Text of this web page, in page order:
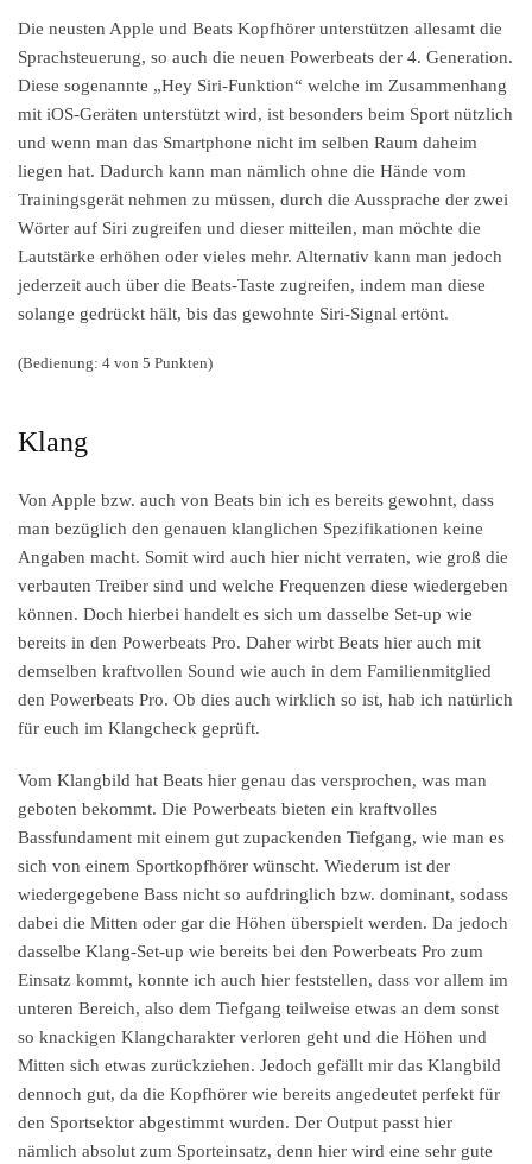
Die neusten Apple und Beats Kopfhörer unterstützen allesamt die
Sprachsteuerung, so auch die neuen Powerbeats der 4. Generation.
Diese sogenannte „Hey Siri-Funktion“ welche im Zusammenhang
mit iOS-Geräten unterstützt wird, ist besonders beim Sport nützlich
und wenn man das Smartphone nicht im selben Raum daheim
liegen hat. Dadurch kann man nämlich ohne die Hände vom
Trainingsgerät nehmen zu müssen, durch die Aussprache der zwei
Wörter auf Siri zugreifen und dieser mitteilen, man möchte die
Lautstärke erhöhen oder vieles mehr. Alternativ kann man jedoch
jederzeit auch über die Beats-Taste zugreifen, indem man diese
solange gedrückt hält, bis das gewohnte Siri-Signal ertönt.
(Bedienung: 4 von 5 Punkten)
Klang
Von Apple bzw. auch von Beats bin ich es bereits gewohnt, dass
man bezüglich den genauen klanglichen Spezifikationen keine
Angaben macht. Somit wird auch hier nicht verraten, wie groß die
verbauten Treiber sind und welche Frequenzen diese wiedergeben
können. Doch hierbei handelt es sich um dasselbe Set-up wie
bereits in den Powerbeats Pro. Daher wirbt Beats hier auch mit
demselben kraftvollen Sound wie auch in dem Familienmitglied
den Powerbeats Pro. Ob dies auch wirklich so ist, hab ich natürlich
für euch im Klangcheck geprüft.
Vom Klangbild hat Beats hier genau das versprochen, was man
geboten bekommt. Die Powerbeats bieten ein kraftvolles
Bassfundament mit einem gut zupackenden Tiefgang, wie man es
sich von einem Sportkopfhörer wünscht. Wiederum ist der
wiedergegebene Bass nicht so aufdringlich bzw. dominant, sodass
dabei die Mitten oder gar die Höhen überspielt werden. Da jedoch
dasselbe Klang-Set-up wie bereits bei den Powerbeats Pro zum
Einsatz kommt, konnte ich auch hier feststellen, dass vor allem im
unteren Bereich, also dem Tiefgang teilweise etwas an dem sonst
so knackigen Klangcharakter verloren geht und die Höhen und
Mitten sich etwas zurückziehen. Jedoch gefällt mir das Klangbild
dennoch gut, da die Kopfhörer wie bereits angedeutet perfekt für
den Sportsektor abgestimmt wurden. Der Output passt hier
nämlich absolut zum Sporteinsatz, denn hier wird eine sehr gute